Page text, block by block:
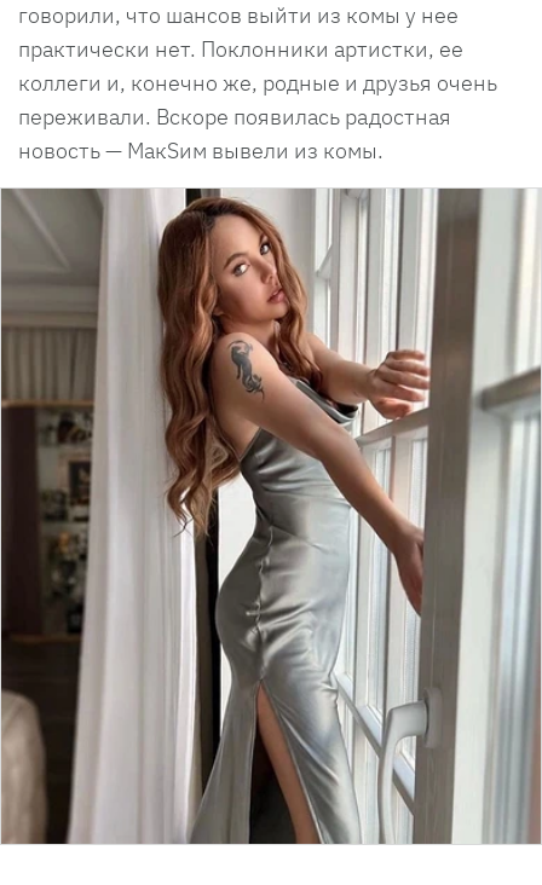
говорили, что шансов выйти из комы у нее
практически нет. Поклонники артистки, ее
коллеги и, конечно же, родные и друзья очень
переживали. Вскоре появилась радостная
новость — МакSим вывели из комы.